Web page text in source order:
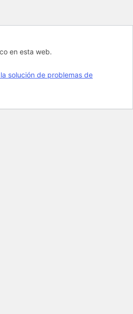
en esta web.
solución de problemas de